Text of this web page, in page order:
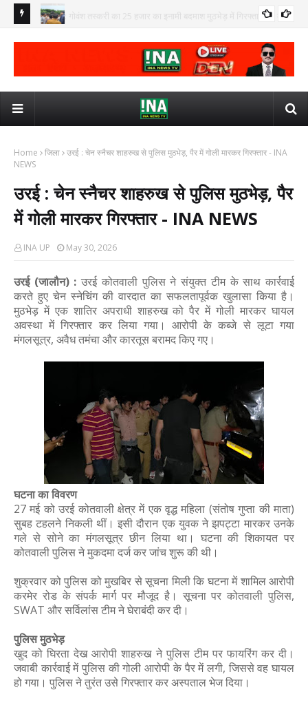
देवरिया : गोवंश तस्करी का 25 हजार का इनामी बदमाश मुठभेड़ में गिरफ्तार, पैर में
Home जिला उरई : चेन स्नैचर शाहरुख से पुलिस मुठभेड़, पैर में गोली मारकर गिरफ्तार - INA
NEWS
उरई : चेन स्नैचर शाहरुख से पुलिस मुठभेड़, पैर
में गोली मारकर गिरफ्तार - INA NEWS
INA UP May 30, 2026
उरई (जालौन) :उरई कोतवाली पुलिस ने संयुक्त टीम के साथ कार्रवाई
करते हुए चेन स्नेचिंग की वारदात का सफलतापूर्वक खुलासा किया है।
मुठभेड़ में एक शातिर अपराधी शाहरुख को पैर में गोली मारकर घायल
अवस्था में गिरफ्तार कर लिया गया। आरोपी के कब्जे से लूटा गया
मंगलसूत्र, अवैध तमंचा और कारतूस बरामद किए गए।
घटना का विवरण
27 मई को उरई कोतवाली क्षेत्र में एक वृद्ध महिला (संतोष गुप्ता की माता)
सुबह टहलने निकली थीं। इसी दौरान एक युवक ने झपट्टा मारकर उनके
गले से सोने का मंगलसूत्र छीन लिया था। घटना की शिकायत पर
कोतवाली पुलिस ने मुकदमा दर्ज कर जांच शुरू की थी।
शुक्रवार को पुलिस को मुखबिर से सूचना मिली कि घटना में शामिल आरोपी
करमेर रोड के संपर्क मार्ग पर मौजूद है। सूचना पर कोतवाली पुलिस,
SWAT और सर्विलांस टीम ने घेराबंदी कर दी।
पुलिस मुठभेड़
खुद को घिरता देख आरोपी शाहरुख ने पुलिस टीम पर फायरिंग कर दी।
जवाबी कार्रवाई में पुलिस की गोली आरोपी के पैर में लगी, जिससे वह घायल
हो गया। पुलिस ने तुरंत उसे गिरफ्तार कर अस्पताल भेज दिया।